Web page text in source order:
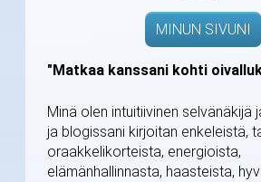
MINUN SIVUNI
"Matkaa kanssani kohti
Minä olen intuitiivinen selvänäkijä
ja blogissani kirjoitan enkeleistä,
oraakkelikorteista, energioista,
elämänhallinnasta, haasteista,